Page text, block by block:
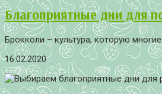
Благоприятные дни для
Брокколи – культура, которую
16.02.2020